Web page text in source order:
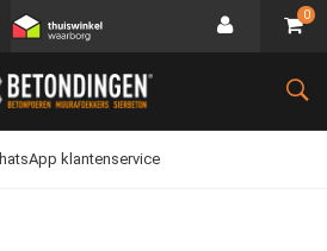
0
Lage verzendkosten